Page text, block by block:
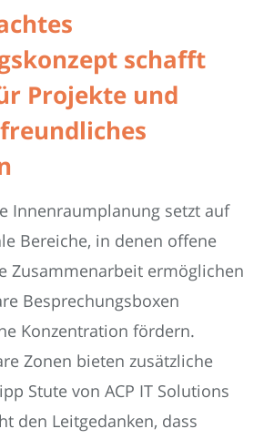
schafft
Projekte und
Innenraumplanung setzt auf
Bereiche, in denen offene
Zusammenarbeit ermöglichen
Besprechungsboxen
Konzentration fördern.
Zonen bieten zusätzliche
Stute von ACP IT Solutions
den Leitgedanken, dass